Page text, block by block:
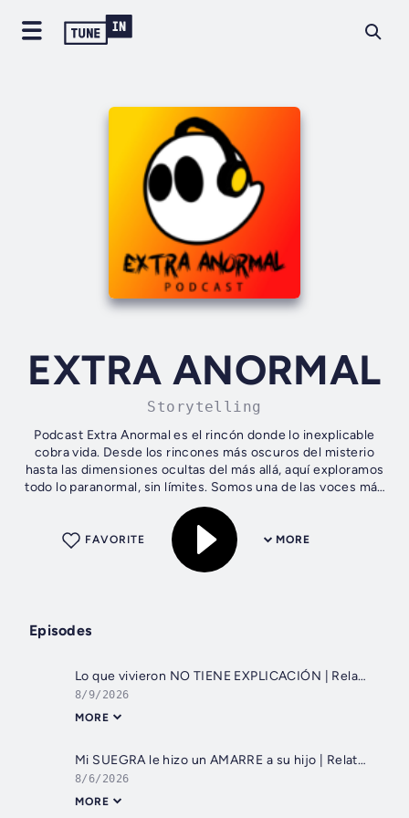
EXTRA ANORMAL
Storytelling
Podcast Extra Anormal es el rincón donde lo inexplicable
cobra vida. Desde los rincones más oscuros del misterio
hasta las dimensiones ocultas del más allá, aquí exploramos
todo lo paranormal, sin límites. Somos una de las voces más
escuchadas en...
MORE
FAVORITE
Episodes
Lo que vivieron NO TIENE EXPLICACIÓN | Relatos Paranormales EN VIVO
8/9/2026
MORE
Mi SUEGRA le hizo un AMARRE a su hijo | Relatos de BRUJERÍA REALES
8/6/2026
MORE